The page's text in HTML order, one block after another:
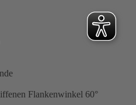
Flankenwinkel 60°